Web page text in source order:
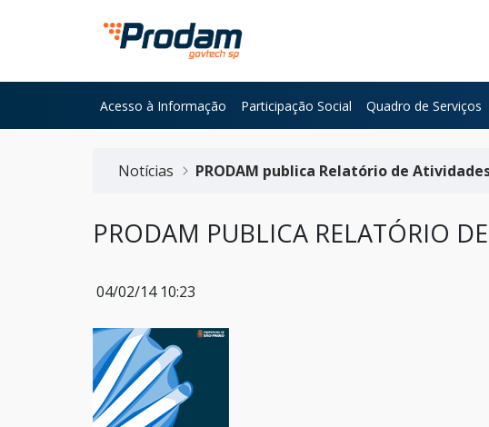
Pular para o Conteúdo principal
Acesso à Informação Participação Social Quadro de Serviços
Notícias
PRODAM publica Relatório de
PRODAM PUBLICA RELATÓRIO
04/02/14 10:23